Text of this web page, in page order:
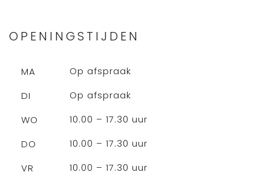
OPENINGSTIJDEN
MA
Op afspraak
DI
Op afspraak
WO
10.00 – 17.30 uur
DO
10.00 – 17.30 uur
VR
10.00 – 17.30 uur